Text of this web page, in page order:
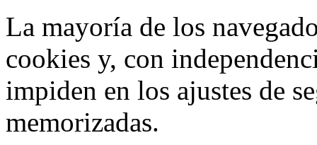
La mayoría de los
cookies y, con
impiden en los ajustes de
memorizadas.